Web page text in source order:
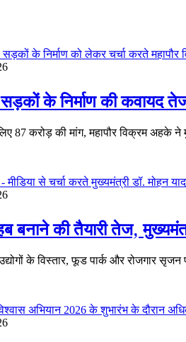
के निर्माण की कवायद
87 करोड़ की मांग, महापौर विक्रम अहके
बनाने की तैयारी तेज,
उद्योगों के विस्तार, फूड पार्क और